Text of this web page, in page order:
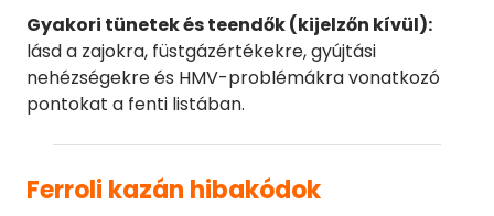
Gyakori tünetek és teendők (kijelzőn kívül):
lásd a zajokra, füstgázértékekre, gyújtási
nehézségekre és HMV-problémákra vonatkozó
pontokat a fenti listában.
Ferroli kazán hibakódok